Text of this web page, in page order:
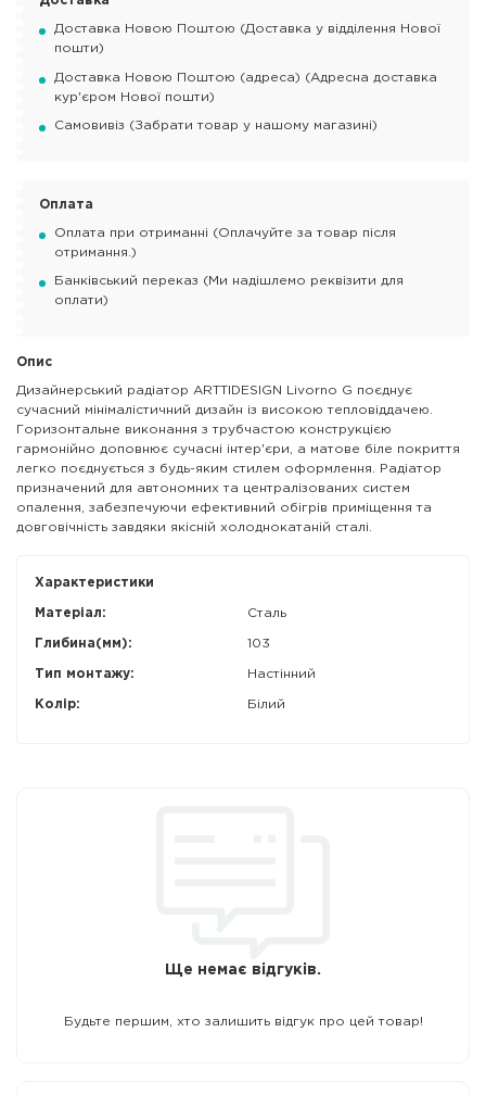
Доставка Новою Поштою (Доставка у відділення Нової
пошти)
Доставка Новою Поштою (адреса) (Адресна доставка
кур'єром Нової пошти)
Самовивіз (Забрати товар у нашому магазині)
Оплата
Оплата при отриманні (Оплачуйте за товар після
отримання.)
Банківський переказ (Ми надішлемо реквізити для
оплати)
Опис
Дизайнерський радіатор ARTTIDESIGN Livorno G поєднує
сучасний мінімалістичний дизайн із високою тепловіддачею.
Горизонтальне виконання з трубчастою конструкцією
гармонійно доповнює сучасні інтер'єри, а матове біле покриття
легко поєднується з будь-яким стилем оформлення. Радіатор
призначений для автономних та централізованих систем
опалення, забезпечуючи ефективний обігрів приміщення та
довговічність завдяки якісній холоднокатаній сталі.
Характеристики
Матеріал: Сталь
Глибина(мм): 103
Тип монтажу: Настінний
Колір: Білий
Ще немає відгуків.
Будьте першим, хто залишить відгук про цей товар!